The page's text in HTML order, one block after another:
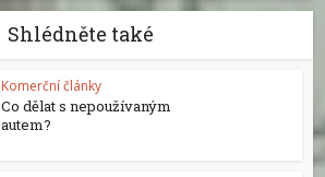
Shlédněte také
Komerční články
Co dělat s nepoužívaným
autem?